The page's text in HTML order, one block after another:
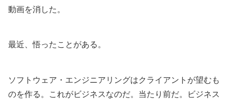
動画を消した。
最近、悟ったことがある。
ソフトウェア・エンジニアリングはクライアントが望むも
のを作る。これがビジネスなのだ。当たり前だ。ビジネス